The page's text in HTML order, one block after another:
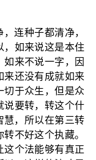
连种子都清净，
，如来说这是本住
来不说一字，因
来还没有成就如来
切于众生，但是众
说要转，转这个什
，所以在第三转
不好这个执藏。
这个法能够有真正